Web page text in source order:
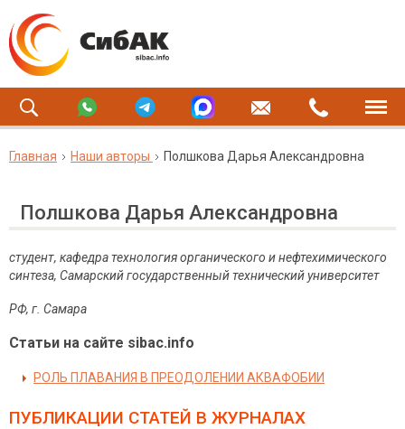
Главная Наши авторы Полшкова Дарья Александровна
Полшкова Дарья Александровна
студент, кафедра технология органического и нефтехимического
синтеза, Самарский государственный технический университет
РФ, г. Самара
Статьи на сайте sibac.info
РОЛЬ ПЛАВАНИЯ В ПРЕОДОЛЕНИИ АКВАФОБИИ
ПУБЛИКАЦИИ СТАТЕЙ В ЖУРНАЛАХ